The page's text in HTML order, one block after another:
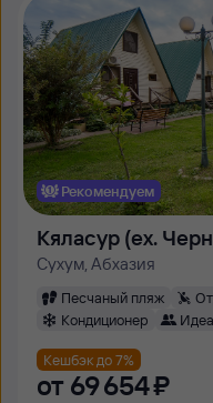
Рекомендуем
Кяласур (ex.
Сухум, Абхазия
Песчаный пляж
Кондиционер
Кешбэк до 7%
от 69 ⁠654 ⁠₽